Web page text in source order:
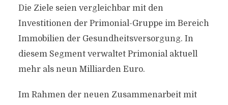
Die Ziele seien vergleichbar mit den
Investitionen der Primonial-Gruppe im Bereich
Immobilien der Gesundheitsversorgung. In
diesem Segment verwaltet Primonial aktuell
mehr als neun Milliarden Euro.
Im Rahmen der neuen Zusammenarbeit mit